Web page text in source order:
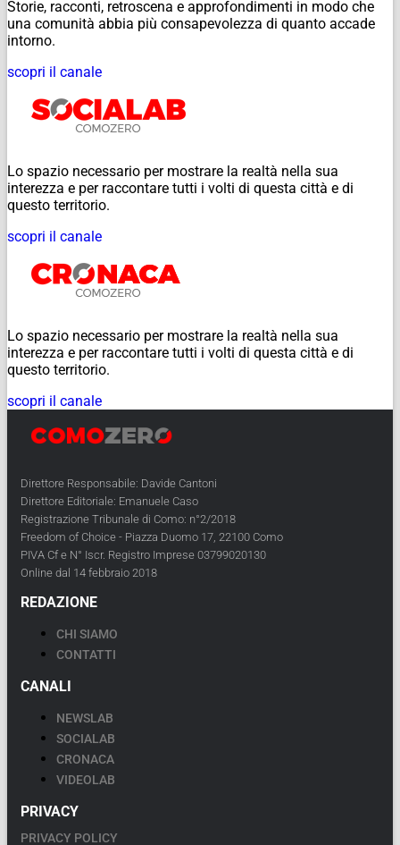
Storie, racconti, retroscena e approfondimenti in modo che
una comunità abbia più consapevolezza di quanto accade
intorno.
scopri il canale
Lo spazio necessario per mostrare la realtà nella sua
interezza e per raccontare tutti i volti di questa città e di
questo territorio.
scopri il canale
Lo spazio necessario per mostrare la realtà nella sua
interezza e per raccontare tutti i volti di questa città e di
questo territorio.
scopri il canale
Direttore Responsabile: Davide Cantoni
Direttore Editoriale: Emanuele Caso
Registrazione Tribunale di Como: n°2/2018
Freedom of Choice - Piazza Duomo 17, 22100 Como
PIVA Cf e N° Iscr. Registro Imprese 03799020130
Online dal 14 febbraio 2018
REDAZIONE
CHI SIAMO
CONTATTI
CANALI
NEWSLAB
SOCIALAB
CRONACA
VIDEOLAB
PRIVACY
PRIVACY POLICY